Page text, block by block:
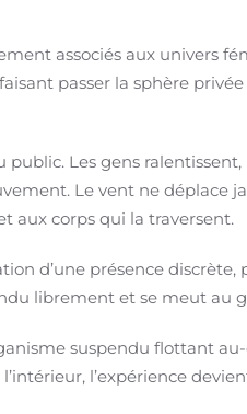
associés aux univers
passer la sphère
Les gens
Le vent ne déplace
aux corps qui la traversent.
d’une présence
librement et se meut au
suspendu flottant
l’expérience